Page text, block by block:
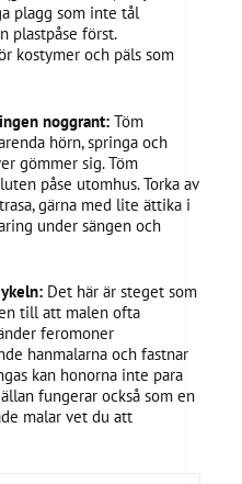
plagg som inte tål
plastpåse först.
kostymer och päls som
noggrant: Töm
hörn, springa och
gömmer sig. Töm
påse utomhus. Torka av
gärna med lite ättika i
under sängen och
Det här är steget som
till att malen ofta
feromoner
hanmalarna och fastnar
kan honorna inte para
fungerar också som en
malar vet du att